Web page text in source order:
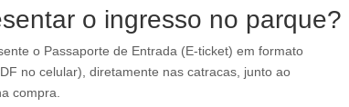
o ingresso no parque?
o Passaporte de Entrada (E-ticket) em formato
no celular), diretamente nas catracas, junto ao
compra.